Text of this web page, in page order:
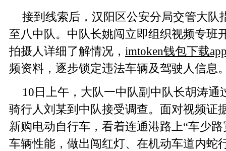
接到线索后，汉阳区公安分局交管大队
至八中队。中队长姚闯立即组织视频专班
拍摄人详细了解情况， imtoken钱包下载
频资料，逐步锁定违法车辆及驾驶人信息
10日上午，大队一中队副中队长胡涛通
骑行人刘某到中队接受调查。面对视频证
新购电动自行车，看着连通港路上“车少
车辆性能，做出闯红灯、在机动车道内蛇